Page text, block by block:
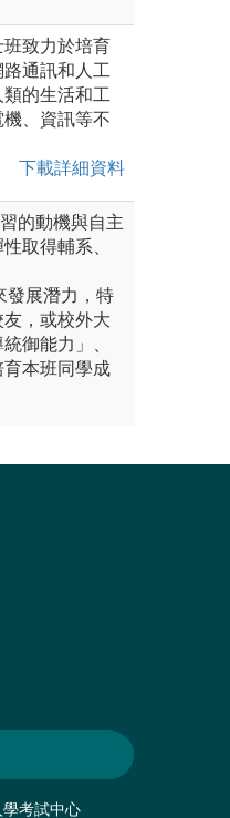
致力於培育
通訊和人工
的生活和工
、資訊等不
下載詳細資料
的動機與自主
取得輔系、
發展潛力，特
，或校外大
御能力」、
育本班同學成
學考試中心